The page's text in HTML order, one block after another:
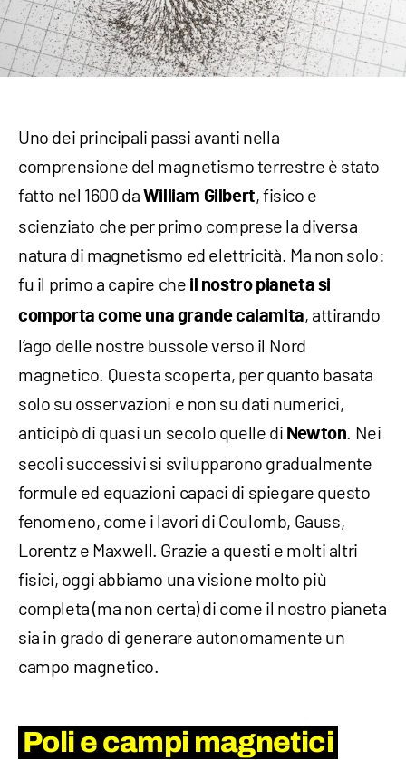
Uno dei principali passi avanti nella
comprensione del magnetismo terrestre è stato
fatto nel 1600 da William Gilbert, fisico e
scienziato che per primo comprese la diversa
natura di magnetismo ed elettricità. Ma non solo:
fu il primo a capire che il nostro pianeta si
comporta come una grande calamita, attirando
l’ago delle nostre bussole verso il Nord
magnetico. Questa scoperta, per quanto basata
solo su osservazioni e non su dati numerici,
anticipò di quasi un secolo quelle di Newton. Nei
secoli successivi si svilupparono gradualmente
formule ed equazioni capaci di spiegare questo
fenomeno, come i lavori di Coulomb, Gauss,
Lorentz e Maxwell. Grazie a questi e molti altri
fisici, oggi abbiamo una visione molto più
completa (ma non certa) di come il nostro pianeta
sia in grado di generare autonomamente un
campo magnetico.
Poli e campi magnetici